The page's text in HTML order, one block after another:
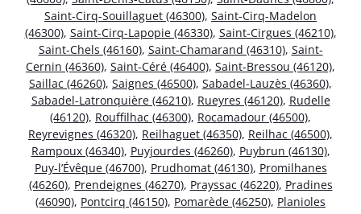
Saint-Cirq-Souillaguet (46300), Saint-Cirq-Madelon
(46300), Saint-Cirq-Lapopie (46330), Saint-Cirgues (46210),
Saint-Chels (46160), Saint-Chamarand (46310), Saint-
Cernin (46360), Saint-Céré (46400), Saint-Bressou (46120),
Saillac (46260), Saignes (46500), Sabadel-Lauzès (46360),
Sabadel-Latronquière (46210), Rueyres (46120), Rudelle
(46120), Rouffilhac (46300), Rocamadour (46500),
Reyrevignes (46320), Reilhaguet (46350), Reilhac (46500),
Rampoux (46340), Puyjourdes (46260), Puybrun (46130),
Puy-l’Évêque (46700), Prudhomat (46130), Promilhanes
(46260), Prendeignes (46270), Prayssac (46220), Pradines
(46090), Pontcirq (46150), Pomarède (46250), Planioles